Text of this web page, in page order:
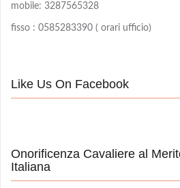
mobile: 3287565328
fisso : 0585283390 ( orari ufficio)
Like Us On Facebook
Onorificenza Cavaliere al
Italiana